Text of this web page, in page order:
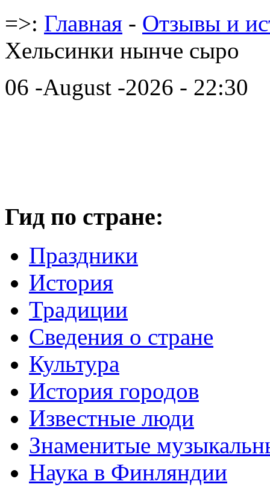
=>: Главная - Отзывы и
Хельсинки нынче сыро
06 -August -2026 - 22:30
Гид по стране:
Праздники
История
Традиции
Cведения о стране
Культура
История городов
Известные люди
Знаменитые
Наука в Финляндии